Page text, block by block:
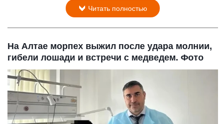
Читать полностью
На Алтае морпех выжил после удара молнии,
гибели лошади и встречи с медведем. Фото